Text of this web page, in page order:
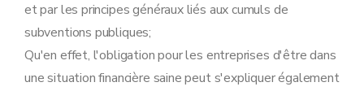
et par les principes généraux liés aux cumuls de
subventions publiques;
Qu'en effet, l'obligation pour les entreprises d'être dans
une situation financière saine peut s'expliquer également